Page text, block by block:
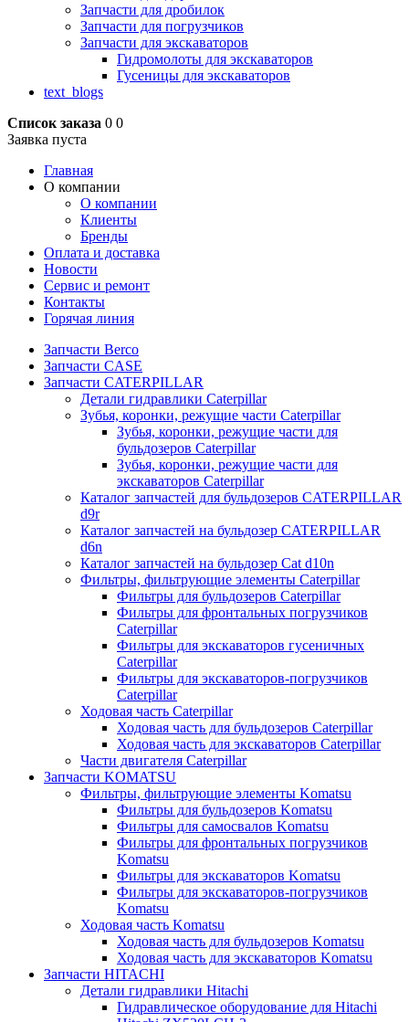
Запчасти для дробилок
Запчасти для погрузчиков
Запчасти для экскаваторов
Гидромолоты для экскаваторов
Гусеницы для экскаваторов
text_blogs
Список заказа 0 0
Заявка пуста
Главная
О компании
О компании
Клиенты
Бренды
Оплата и доставка
Новости
Сервис и ремонт
Контакты
Горячая линия
Запчасти Berco
Запчасти CASE
Запчасти CATERPILLAR
Детали гидравлики Caterpillar
Зубья, коронки, режущие части Caterpillar
Зубья, коронки, режущие части для
бульдозеров Caterpillar
Зубья, коронки, режущие части для
экскаваторов Caterpillar
Каталог запчастей для бульдозеров CATERPILLAR
d9r
Каталог запчастей на бульдозер CATERPILLAR
d6n
Каталог запчастей на бульдозер Сat d10n
Фильтры, фильтрующие элементы Caterpillar
Фильтры для бульдозеров Caterpillar
Фильтры для фронтальных погрузчиков
Caterpillar
Фильтры для экскаваторов гусеничных
Caterpillar
Фильтры для экскаваторов-погрузчиков
Caterpillar
Ходовая часть Caterpillar
Ходовая часть для бульдозеров Caterpillar
Ходовая часть для экскаваторов Caterpillar
Части двигателя Caterpillar
Запчасти KOMATSU
Фильтры, фильтрующие элементы Komatsu
Фильтры для бульдозеров Komatsu
Фильтры для самосвалов Komatsu
Фильтры для фронтальных погрузчиков
Komatsu
Фильтры для экскаваторов Komatsu
Фильтры для экскаваторов-погрузчиков
Komatsu
Ходовая часть Komatsu
Ходовая часть для бульдозеров Komatsu
Ходовая часть для экскаваторов Komatsu
Запчасти HITACHI
Детали гидравлики Hitachi
Гидравлическое оборудование для Hitachi